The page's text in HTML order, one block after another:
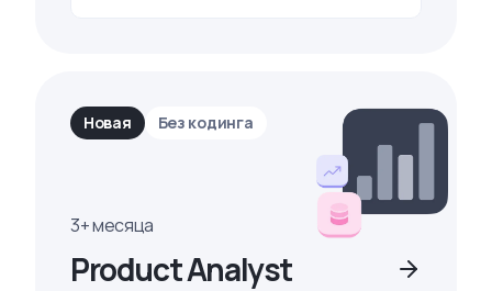
Новая Без кодинга
3+ месяца
Product Analyst